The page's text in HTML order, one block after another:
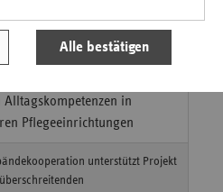
Alle bestätigen
gefördert
Alltagskompetenzen in
Pflegeeinrichtungen
unterstützt Projekt